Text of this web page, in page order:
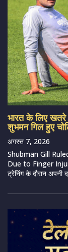
भारत के लिए खतरे
शुभमन गिल हुए
अगस्त 7, 2026
Shubman Gill
Due to Finger
ट्रेनिंग के दौरान अपनी